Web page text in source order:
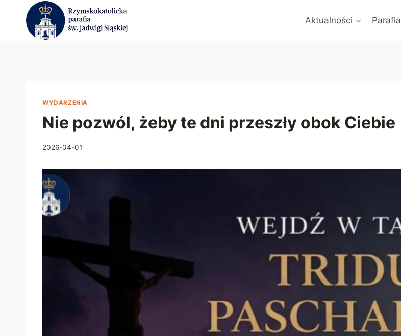
Przejdź
Aktualności Parafia
WYDARZENIA
Nie pozwól, żeby te dni przeszły obok Ciebie
2026-04-01